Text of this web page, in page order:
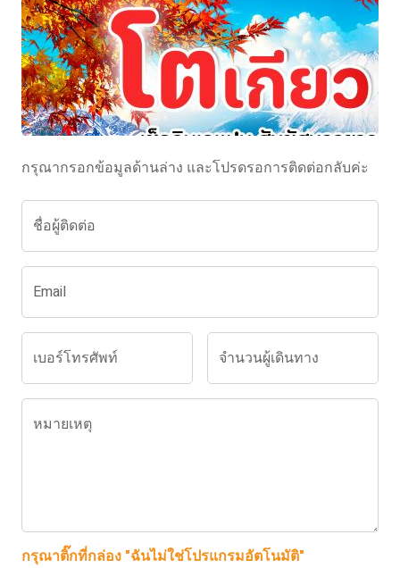
กรุณากรอกข้อมูลด้านล่าง และโปรดรอการติดต่อกลับค่ะ
ชื่อผู้ติดต่อ
Email
เบอร์โทรศัพท์ จำนวนผู้เดินทาง
หมายเหตุ
กรุณาติ๊กที่กล่อง "ฉันไม่ใช่โปรแกรมอัตโนมัติ"